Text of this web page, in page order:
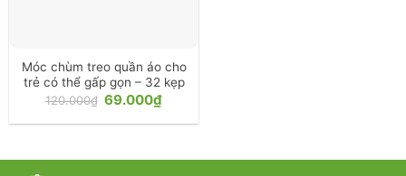
Móc chùm treo quần áo cho
trẻ có thể gấp gọn – 32 kẹp
120.000₫ Giá
gốc
là:
69.000₫Giá
tại